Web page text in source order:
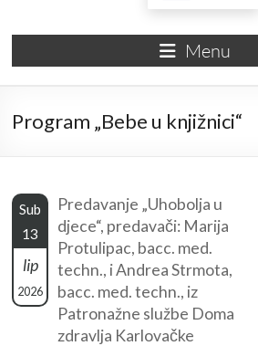
Menu
Program „Bebe u knjižnici“
Sub
13
lip
2026
Predavanje „Uhobolja u
djece“, predavači: Marija
Protulipac, bacc. med.
techn., i Andrea Strmota,
bacc. med. techn., iz
Patronažne službe Doma
zdravlja Karlovačke